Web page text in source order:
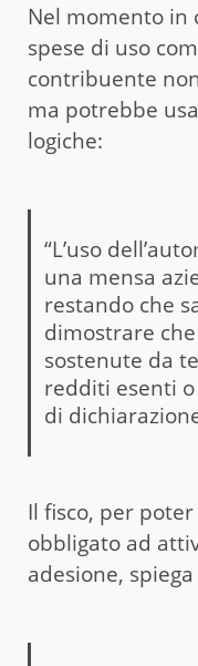
Nel momento in
spese di uso
contribuente
ma potrebbe
logiche:
“L’uso
una mensa
restando che
dimostrare
sostenute da
redditi esenti o
di
Il fisco, per
obbligato ad
adesione,